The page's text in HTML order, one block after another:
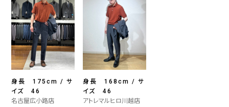
身長 175cm / サ
イズ 46
名古屋広小路店
身長 168cm / サ
イズ 46
アトレマルヒロ川越店